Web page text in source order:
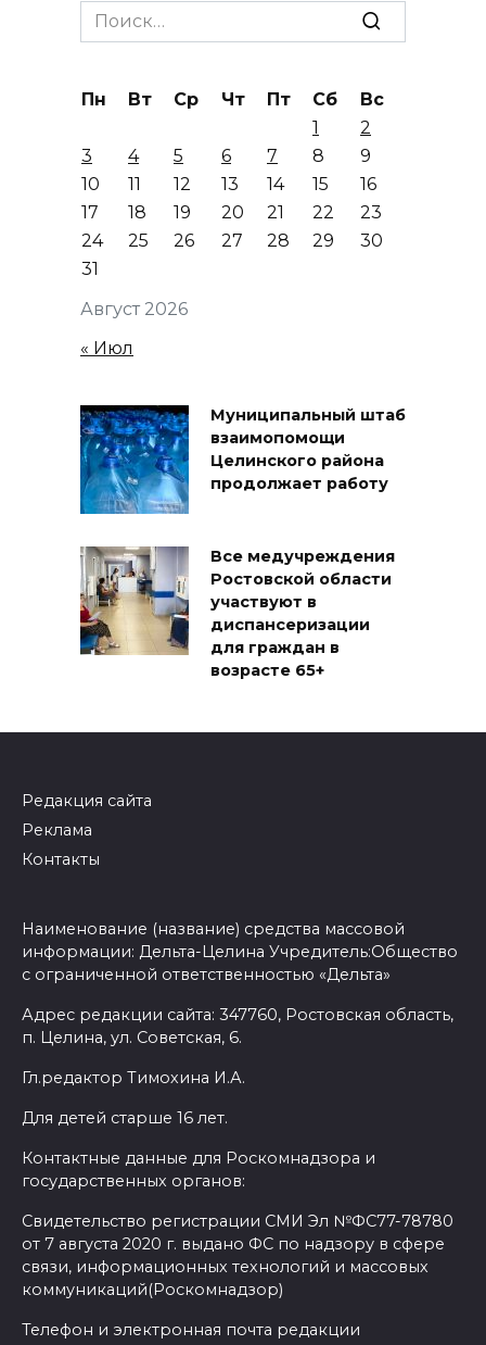
Search
for:
Август 2026
Пн Вт Ср Чт Пт Сб
Вс
1
2
3
4 5 6 7 8
9
10
11 12 13 14 15
16
17
18 19 20 21 22
23
24
25 26 27 28 29
30
31
« Июл
Муниципальный штаб
взаимопомощи
Целинского района
продолжает работу
Все медучреждения
Ростовской области
участвуют в
диспансеризации
для граждан в
возрасте 65+
Редакция сайта
Реклама
Контакты
Наименование (название) средства массовой
информации: Дельта-Целина Учредитель:Общество
с ограниченной ответственностью «Дельта»
Адрес редакции сайта: 347760, Ростовская область,
п. Целина, ул. Советская, 6.
Гл.редактор Тимохина И.А.
Для детей старше 16 лет.
Контактные данные для Роскомнадзора и
государственных органов:
Свидетельство регистрации СМИ Эл №ФС77-78780
от 7 августа 2020 г. выдано ФС по надзору в сфере
связи, информационных технологий и массовых
коммуникаций(Роскомнадзор)
Телефон и электронная почта редакции